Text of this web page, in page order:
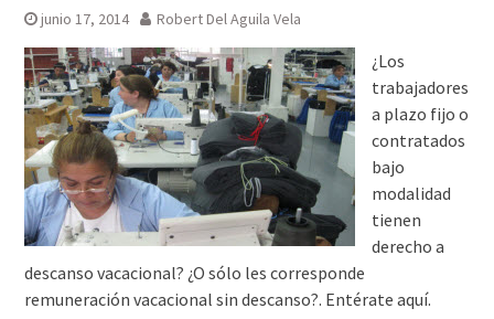
junio 17, 2014 Robert Del Aguila Vela
¿Los
trabajadores
a plazo fijo o
contratados
bajo
modalidad
tienen
derecho a
descanso vacacional? ¿O sólo les corresponde
remuneración vacacional sin descanso?. Entérate aquí.